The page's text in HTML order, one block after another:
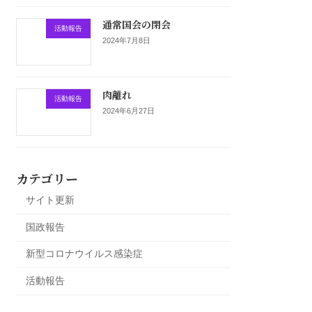
活動報告 通常国会の閉会
2024年7月8日
活動報告 肉離れ
2024年6月27日
カテゴリー
サイト更新
国政報告
新型コロナウイルス感染症
活動報告